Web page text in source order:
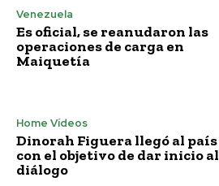
Venezuela
Es oficial, se reanudaron las
operaciones de carga en
Maiquetía
Home Vídeos
Dinorah Figuera llegó al país
con el objetivo de dar inicio al
diálogo